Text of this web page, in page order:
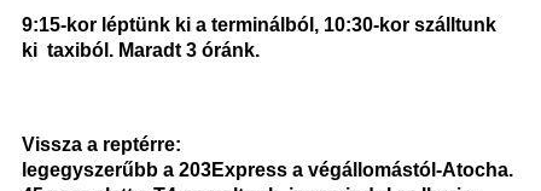
9:15-kor léptünk ki a terminálból, 10:30-kor szálltunk
ki taxiból. Maradt 3 óránk.
Vissza a reptérre:
legegyszerűbb a 203Express a végállomástól-Atocha.